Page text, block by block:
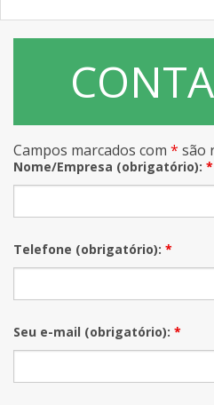
Campos marcados com * são
Nome/Empresa (obrigatório): *
Telefone (obrigatório): *
Seu e-mail (obrigatório): *